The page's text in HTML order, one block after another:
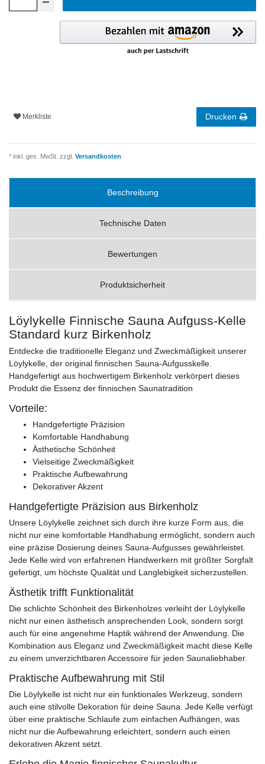
Merkliste Drucken
* inkl. ges. MwSt. zzgl. Versandkosten
Beschreibung
Technische Daten
Bewertungen
Produktsicherheit
Löylykelle Finnische Sauna Aufguss-Kelle
Standard kurz Birkenholz
Entdecke die traditionelle Eleganz und Zweckmäßigkeit unserer
Löylykelle, der original finnischen Sauna-Aufgusskelle.
Handgefertigt aus hochwertigem Birkenholz verkörpert dieses
Produkt die Essenz der finnischen Saunatradition
Vorteile:
Handgefertigte Präzision
Komfortable Handhabung
Ästhetische Schönheit
Vielseitige Zweckmäßigkeit
Praktische Aufbewahrung
Dekorativer Akzent
Handgefertigte Präzision aus Birkenholz
Unsere Löylykelle zeichnet sich durch ihre kurze Form aus, die
nicht nur eine komfortable Handhabung ermöglicht, sondern auch
eine präzise Dosierung deines Sauna-Aufgusses gewährleistet.
Jede Kelle wird von erfahrenen Handwerkern mit größter Sorgfalt
gefertigt, um höchste Qualität und Langlebigkeit sicherzustellen.
Ästhetik trifft Funktionalität
Die schlichte Schönheit des Birkenholzes verleiht der Löylykelle
nicht nur einen ästhetisch ansprechenden Look, sondern sorgt
auch für eine angenehme Haptik während der Anwendung. Die
Kombination aus Eleganz und Zweckmäßigkeit macht diese Kelle
zu einem unverzichtbaren Accessoire für jeden Saunaliebhaber.
Praktische Aufbewahrung mit Stil
Die Löylykelle ist nicht nur ein funktionales Werkzeug, sondern
auch eine stilvolle Dekoration für deine Sauna. Jede Kelle verfügt
über eine praktische Schlaufe zum einfachen Aufhängen, was
nicht nur die Aufbewahrung erleichtert, sondern auch einen
dekorativen Akzent setzt.